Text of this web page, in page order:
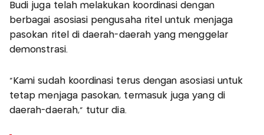
Budi juga telah melakukan koordinasi dengan
berbagai asosiasi pengusaha ritel untuk menjaga
pasokan ritel di daerah-daerah yang menggelar
demonstrasi.
“Kami sudah koordinasi terus dengan asosiasi untuk
tetap menjaga pasokan, termasuk juga yang di
daerah-daerah,” tutur dia.